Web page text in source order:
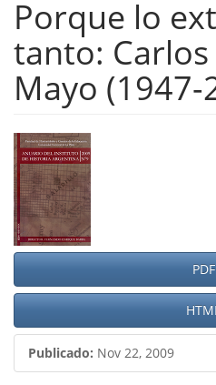
Porque lo
tanto:
Mayo (1947-
Barra
lateral
del
artículo
PDF
Publicado: Nov 22, 2009